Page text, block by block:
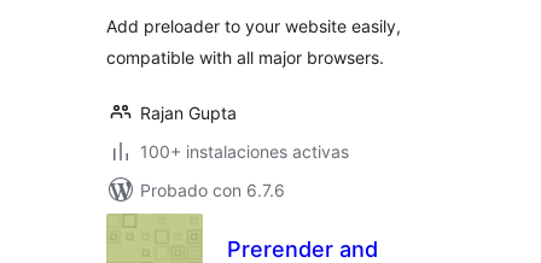
Add preloader to your website easily,
compatible with all major browsers.
Rajan Gupta
100+ instalaciones activas
Probado con 6.7.6
Prerender and